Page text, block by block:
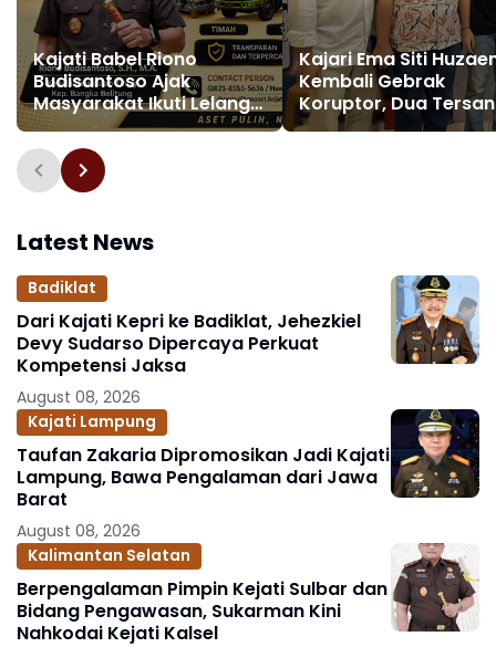
Kajati Babel Riono
Budisantoso Ajak
Masyarakat Ikuti Lelang
Barang Rampasan
Negara, Tawarkan 47 Lot
Bernilai Rp24,4 Miliar
Kajari Ema Siti
Kembali Gebrak
Koruptor, Dua
Korupsi Dana PSR
Latest News
Badiklat
Dari Kajati Kepri ke Badiklat, Jehezkiel
Devy Sudarso Dipercaya Perkuat
Kompetensi Jaksa
August 08, 2026
Kajati Lampung
Taufan Zakaria Dipromosikan Jadi Kajati
Lampung, Bawa Pengalaman dari Jawa
Barat
August 08, 2026
Kalimantan Selatan
Berpengalaman Pimpin Kejati Sulbar dan
Bidang Pengawasan, Sukarman Kini
Nahkodai Kejati Kalsel